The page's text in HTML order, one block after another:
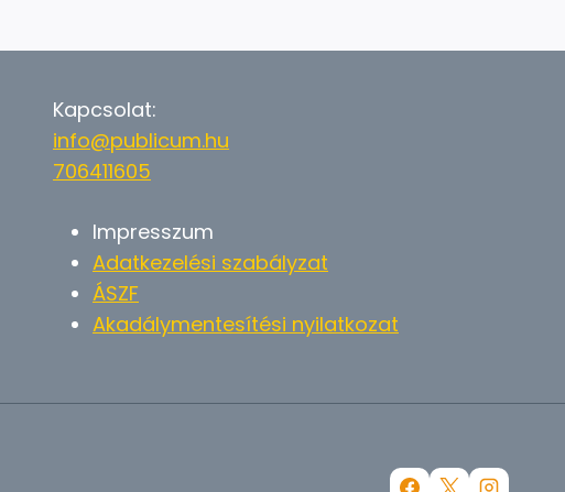
Kapcsolat:
info@publicum.hu
706411605
Impresszum
Adatkezelési szabályzat
ÁSZF
Akadálymentesítési nyilatkozat